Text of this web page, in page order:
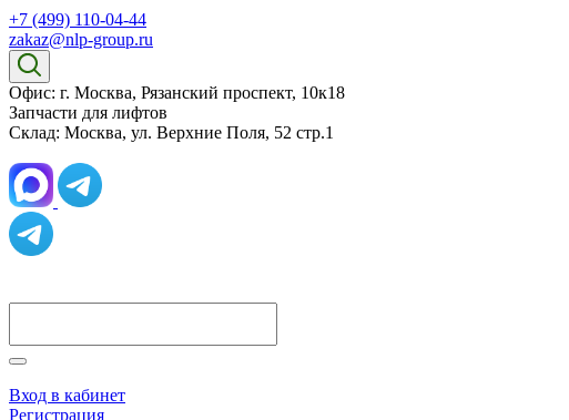
+7 (499) 110-04-44
zakaz@nlp-group.ru
Офис: г. Москва, Рязанский проспект, 10к18
Запчасти для лифтов
Склад: Москва, ул. Верхние Поля, 52 стр.1
Вход в кабинет
Регистрация